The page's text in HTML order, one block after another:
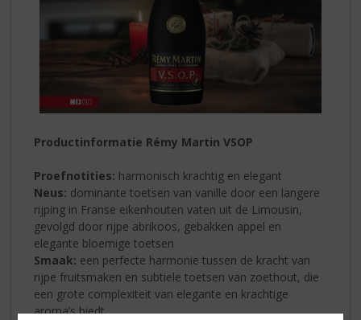
Productinformatie Rémy Martin VSOP
Proefnotities: harmonisch krachtig en elegant
Neus: dominante toetsen van vanille door een langere
rijping in Franse eikenhouten vaten uit de Limousin,
gevolgd door rijpe abrikoos, gebakken appel en
elegante bloemige toetsen
Smaak: een perfecte harmonie tussen de kracht van
rijpe fruitsmaken en subtiele toetsen van zoethout, die
een grote complexiteit van elegante en krachtige
aroma’s biedt